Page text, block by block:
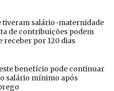
tiveram salário-maternidade
de contribuições podem
receber por 120 dias
benefício pode continuar
salário mínimo após